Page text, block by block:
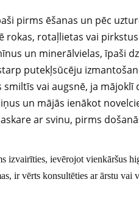
pirms ēšanas un pēc
rokas, rotaļlietas vai pirkstus
un minerālvielas, īpaši
putekļsūcēju
vai augsnē, ja mājoklī
un mājās ienākot
ar svinu, pirms
izvairīties, ievērojot vienkāršus
ir vērts konsultēties ar ārstu vai